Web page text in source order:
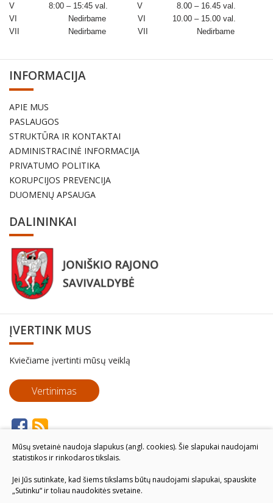
V 8:00 – 15:45 val. V 8.00 – 16.45 val.
VI Nedirbame VI 10.00 – 15.00 val.
VII Nedirbame VII Nedirbame
INFORMACIJA
APIE MUS
PASLAUGOS
STRUKTŪRA IR KONTAKTAI
ADMINISTRACINĖ INFORMACIJA
PRIVATUMO POLITIKA
KORUPCIJOS PREVENCIJA
DUOMENŲ APSAUGA
DALININKAI
ĮVERTINK MUS
Kviečiame įvertinti mūsų veiklą
Vertinimas
Mūsų svetainė naudoja slapukus (angl. cookies). Šie slapukai naudojami
statistikos ir rinkodaros tikslais.
Jei Jūs sutinkate, kad šiems tikslams būtų naudojami slapukai, spauskite
„Sutinku“ ir toliau naudokitės svetaine.